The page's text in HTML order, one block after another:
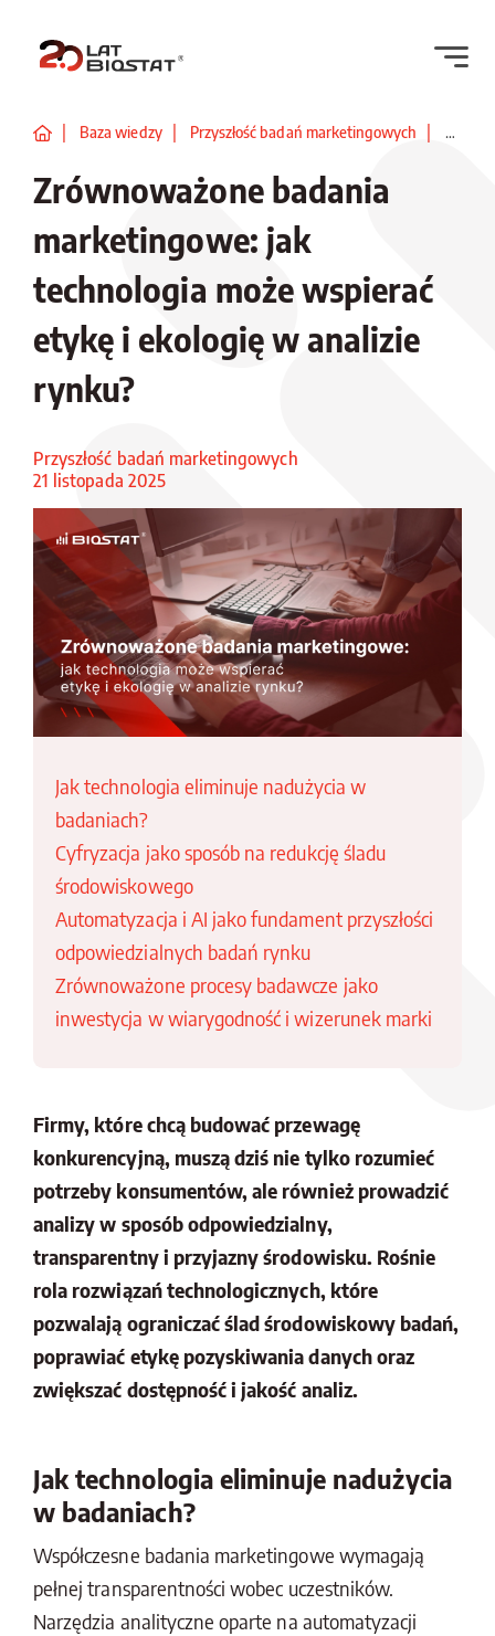
Baza wiedzy Przyszłość badań marketingowych
Zrównoważone badania
marketingowe: jak
technologia może wspierać
etykę i ekologię w analizie
rynku?
Przyszłość badań marketingowych
21 listopada 2025
Jak technologia eliminuje nadużycia w
badaniach?
Cyfryzacja jako sposób na redukcję śladu
środowiskowego
Automatyzacja i AI jako fundament przyszłości
odpowiedzialnych badań rynku
Zrównoważone procesy badawcze jako
inwestycja w wiarygodność i wizerunek marki
Firmy, które chcą budować przewagę
konkurencyjną, muszą dziś nie tylko rozumieć
potrzeby konsumentów, ale również prowadzić
analizy w sposób odpowiedzialny,
transparentny i przyjazny środowisku. Rośnie
rola rozwiązań technologicznych, które
pozwalają ograniczać ślad środowiskowy badań,
poprawiać etykę pozyskiwania danych oraz
zwiększać dostępność i jakość analiz.
Jak technologia eliminuje nadużycia
w badaniach?
Współczesne badania marketingowe wymagają
pełnej transparentności wobec uczestników.
Narzędzia analityczne oparte na automatyzacji